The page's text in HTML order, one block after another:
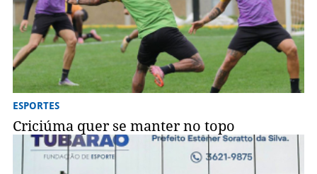
ESPORTES
Criciúma quer se manter no topo